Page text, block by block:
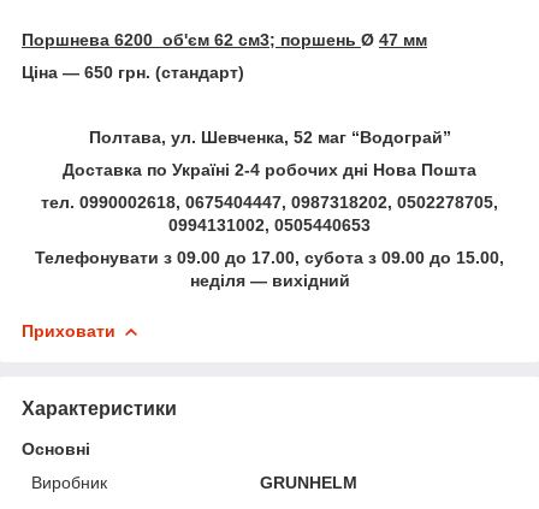
Поршнева 6200 об'єм 62 см3; поршень Ø 47 мм
Ціна — 650 грн. (стандарт)
Полтава, ул. Шевченка, 52 маг “Водограй”
Доставка по Україні 2-4 робочих дні Нова Пошта
тел. 0990002618, 0675404447, 0987318202, 0502278705,
0994131002, 0505440653
Телефонувати з 09.00 до 17.00, субота з 09.00 до 15.00,
неділя — вихідний
Приховати
Характеристики
Основні
Виробник
GRUNHELM